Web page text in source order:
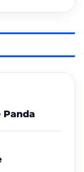
Panda